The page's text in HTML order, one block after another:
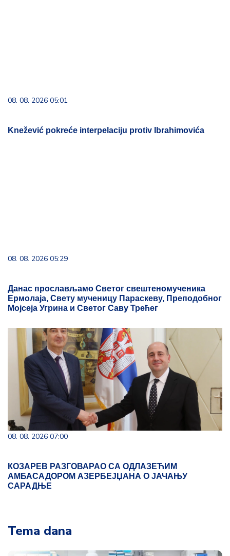
08. 08. 2026 05:01
Knežević pokreće interpelaciju protiv Ibrahimovića
08. 08. 2026 05:29
Данас прослављамо Светог свештеномученика
Ермолаја, Свету мученицу Параскеву, Преподобног
Мојсеја Угрина и Светог Саву Трећег
08. 08. 2026 07:00
КОЗАРЕВ РАЗГОВАРАО СА ОДЛАЗЕЋИМ
АМБАСАДОРОМ АЗЕРБЕЈЏАНА О ЈАЧАЊУ
САРАДЊЕ
Tema dana